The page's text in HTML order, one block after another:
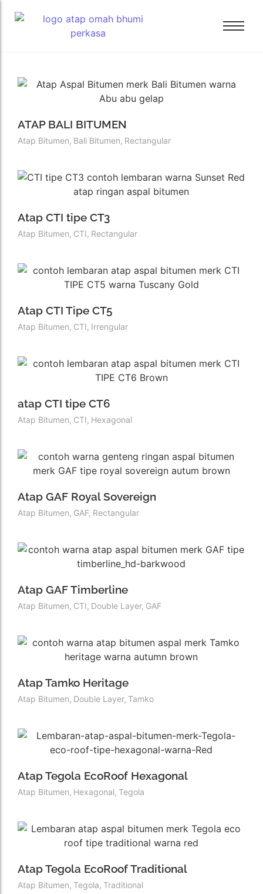
Bali Bitumen
GAF
GRC
Tarkey
CTI
GRC
Tamko
Tegola
ATAP BALI BITUMEN
Atap Bitumen, Bali Bitumen, Rectangular
Atap CTI tipe CT3
Atap Bitumen, CTI, Rectangular
Atap CTI Tipe CT5
Atap Bitumen, CTI, Irrengular
atap CTI tipe CT6
Atap Bitumen, CTI, Hexagonal
Atap GAF Royal Sovereign
Atap Bitumen, GAF, Rectangular
Atap GAF Timberline
Atap Bitumen, CTI, Double Layer, GAF
Atap Tamko Heritage
Atap Bitumen, Double Layer, Tamko
Atap Tegola EcoRoof Hexagonal
Atap Bitumen, Hexagonal, Tegola
Atap Tegola EcoRoof Traditional
Atap Bitumen, Tegola, Traditional